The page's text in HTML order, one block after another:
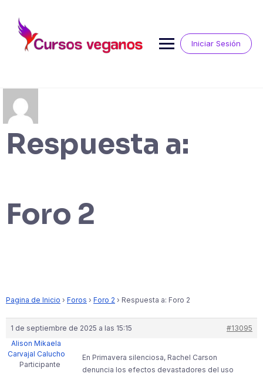
contenido
Iniciar Sesión
Respuesta a:
Foro 2
Pagina de Inicio › Foros › Foro 2 › Respuesta a: Foro 2
1 de septiembre de 2025 a las 15:15
#13095
Alison Mikaela
Carvajal Calucho
Participante
En Primavera silenciosa, Rachel Carson
denuncia los efectos devastadores del uso